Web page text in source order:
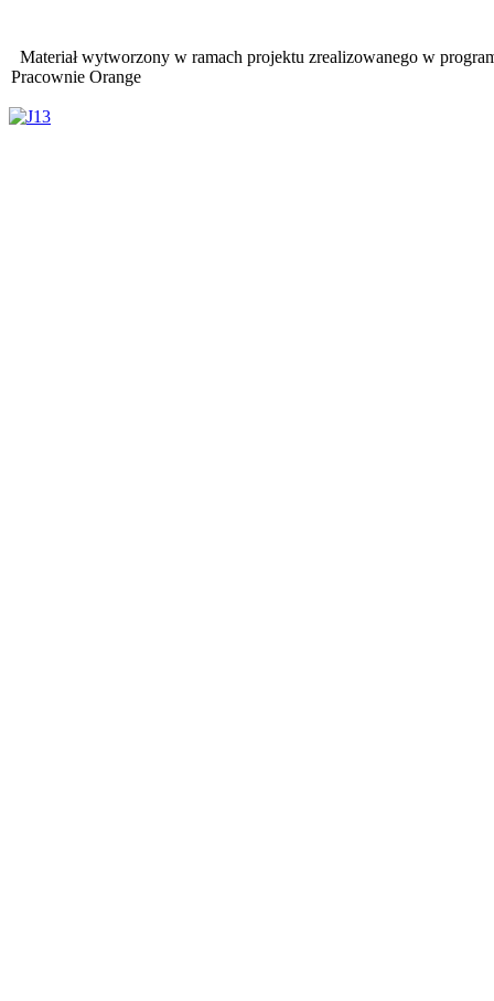
Materiał wytworzony w ramach projektu zrealizowanego w
Pracownie Orange